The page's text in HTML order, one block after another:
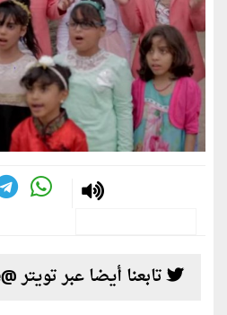
تابعنا أيضا عبر تويتر @alwatanvoice